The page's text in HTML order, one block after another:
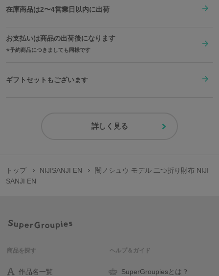
在庫商品は2〜4営業日以内に出荷
お支払いは商品の出荷後になります
予約商品につきましても同様です
ギフトセットもございます
詳しく見る
トップ NIJISANJI EN
闇ノシュウ モデル 二つ折り財布 NIJI
SANJI EN
商品を探す
作品名一覧
ヘルプ＆ガイド
SuperGroupiesとは？